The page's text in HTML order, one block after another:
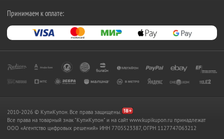
Принимаем к оплате:
2010-2026 © КупиКупон. Все права защищены.
Все права на товарный знак "КупиКупон" и на сайт www.kupikupon.ru принадлежат
OOO «Агентство цифровых решений» ИНН 7705523387, ОГРН 1127747063212